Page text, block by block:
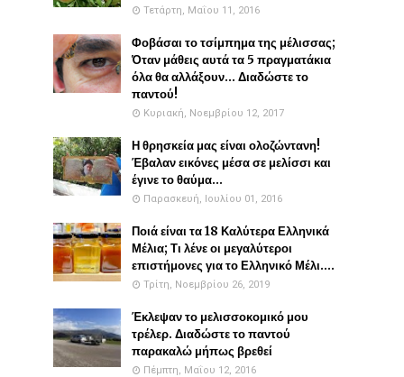
Τετάρτη, Μαΐου 11, 2016
Φοβάσαι το τσίμπημα της μέλισσας;
Όταν μάθεις αυτά τα 5 πραγματάκια
όλα θα αλλάξουν... Διαδώστε το
παντού!
Κυριακή, Νοεμβρίου 12, 2017
Η θρησκεία μας είναι ολοζώντανη!
Έβαλαν εικόνες μέσα σε μελίσσι και
έγινε το θαύμα...
Παρασκευή, Ιουλίου 01, 2016
Ποιά είναι τα 18 Καλύτερα Ελληνικά
Μέλια; Τι λένε οι μεγαλύτεροι
επιστήμονες για το Ελληνικό Μέλι....
Τρίτη, Νοεμβρίου 26, 2019
Έκλεψαν το μελισσοκομικό μου
τρέλερ. Διαδώστε το παντού
παρακαλώ μήπως βρεθεί
Πέμπτη, Μαΐου 12, 2016